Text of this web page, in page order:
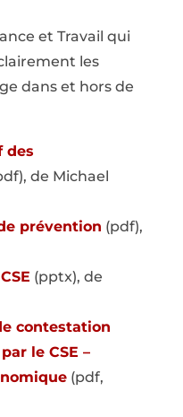
et Travail qui
les
dans et hors de
des
de Michael
prévention (pdf),
(pptx), de
contestation
le CSE –
(pdf,